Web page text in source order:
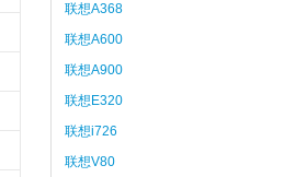
联想A368
联想A600
联想A900
联想E320
联想i726
联想V80